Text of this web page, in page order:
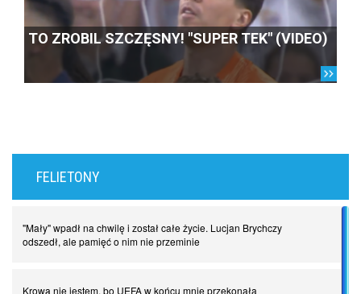
TO ZROBIL SZCZĘSNY! "SUPER TEK" (VIDEO)
FELIETONY
"Mały" wpadł na chwilę i został całe życie. Lucjan Brychczy
odszedł, ale pamięć o nim nie przeminie
Krową nie jestem, bo UEFA w końcu mnie przekonała